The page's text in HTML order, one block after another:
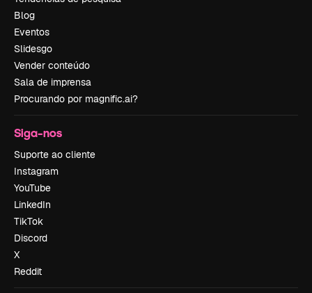
Blog
Eventos
Slidesgo
Vender conteúdo
Sala de imprensa
Procurando por magnific.ai?
Siga-nos
Suporte ao cliente
Instagram
YouTube
LinkedIn
TikTok
Discord
X
Reddit